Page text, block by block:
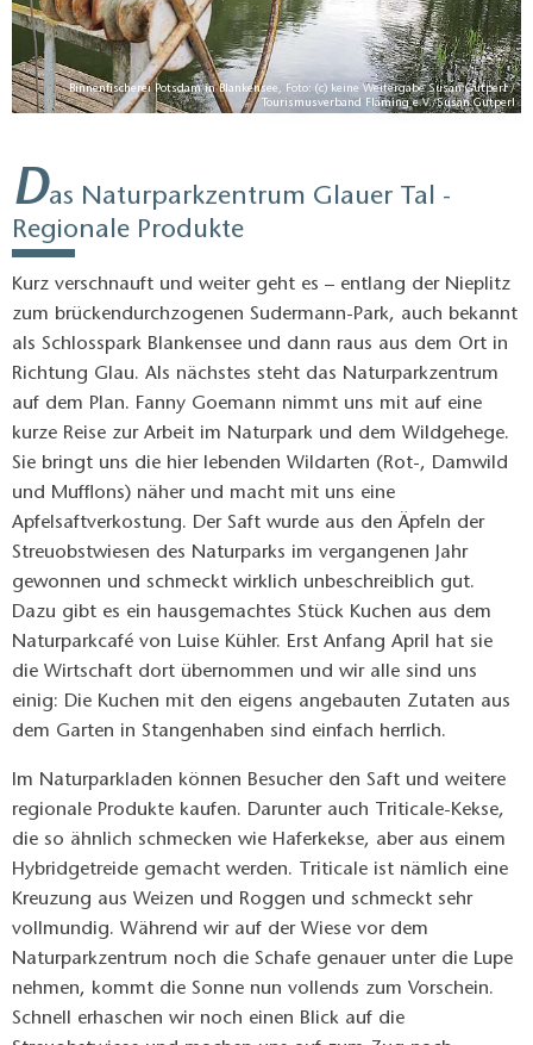
Binnenfischerei Potsdam in Blankensee, Foto: (c) keine Weitergabe Susan Gutperl /
Tourismusverband Fläming e.V./Susan Gutperl
Das Naturparkzentrum Glauer Tal -
Regionale Produkte
Kurz verschnauft und weiter geht es – entlang der Nieplitz
zum brückendurchzogenen Sudermann-Park, auch bekannt
als Schlosspark Blankensee und dann raus aus dem Ort in
Richtung Glau. Als nächstes steht das Naturparkzentrum
auf dem Plan. Fanny Goemann nimmt uns mit auf eine
kurze Reise zur Arbeit im Naturpark und dem Wildgehege.
Sie bringt uns die hier lebenden Wildarten (Rot-, Damwild
und Mufflons) näher und macht mit uns eine
Apfelsaftverkostung. Der Saft wurde aus den Äpfeln der
Streuobstwiesen des Naturparks im vergangenen Jahr
gewonnen und schmeckt wirklich unbeschreiblich gut.
Dazu gibt es ein hausgemachtes Stück Kuchen aus dem
Naturparkcafé von Luise Kühler. Erst Anfang April hat sie
die Wirtschaft dort übernommen und wir alle sind uns
einig: Die Kuchen mit den eigens angebauten Zutaten aus
dem Garten in Stangenhaben sind einfach herrlich.
Im Naturparkladen können Besucher den Saft und weitere
regionale Produkte kaufen. Darunter auch Triticale-Kekse,
die so ähnlich schmecken wie Haferkekse, aber aus einem
Hybridgetreide gemacht werden. Triticale ist nämlich eine
Kreuzung aus Weizen und Roggen und schmeckt sehr
vollmundig. Während wir auf der Wiese vor dem
Naturparkzentrum noch die Schafe genauer unter die Lupe
nehmen, kommt die Sonne nun vollends zum Vorschein.
Schnell erhaschen wir noch einen Blick auf die